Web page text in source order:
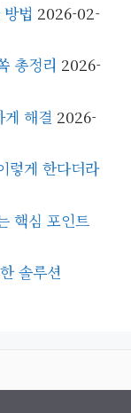
법 2026-02-
총정리 2026-
해결 2026-
렇게 한다더라
핵심 포인트
솔루션